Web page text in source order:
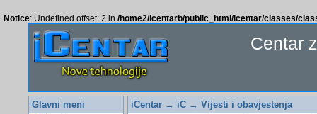
Notice: Undefined offset: 2 in /home2/icentarb/public_html/icentar/classes/
Centar
Glavni meni iCentar→ iC→ Vijesti i obavjestenja